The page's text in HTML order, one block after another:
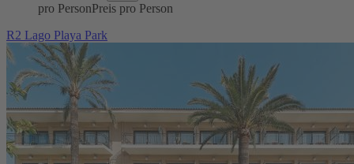
pro PersonPreis pro Person
R2 Lago Playa Park